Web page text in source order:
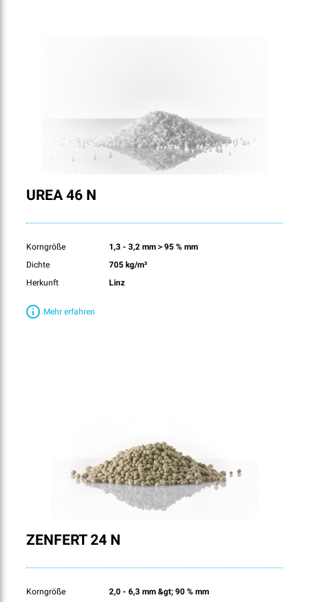
UREA 46 N
Korngröße
1,3 - 3,2 mm＞95 % mm
Dichte
705 kg/m³
Herkunft
Linz
Mehr erfahren
ZENFERT 24 N
Korngröße
2,0 - 6,3 mm &gt; 90 % mm